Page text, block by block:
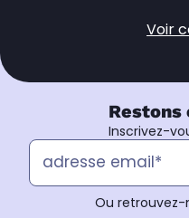
Voir
Restons
Inscrivez-
Ou retrouvez-